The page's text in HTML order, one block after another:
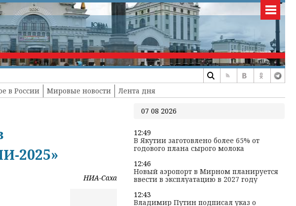
в России Мировые новости
Лента дня
2025»
НИА-Саха
07 08 2026
12:49
В Якутии заготовлено более 65% от
годового плана сырого молока
12:46
Новый аэропорт в Мирном планируется
ввести в эксплуатацию в 2027 году
12:43
Владимир Путин подписал указ о